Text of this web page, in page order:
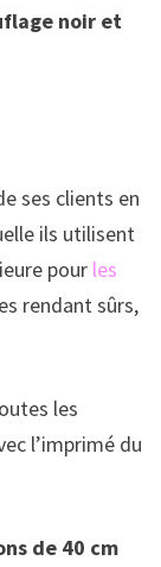
noir et
ses clients en
ils utilisent
pour les
rendant sûrs,
les
l’imprimé du
de 40 cm